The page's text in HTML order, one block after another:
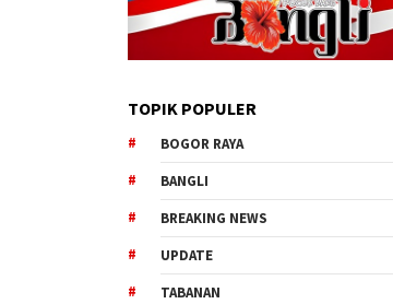
TOPIK POPULER
BOGOR RAYA
BANGLI
BREAKING NEWS
UPDATE
TABANAN